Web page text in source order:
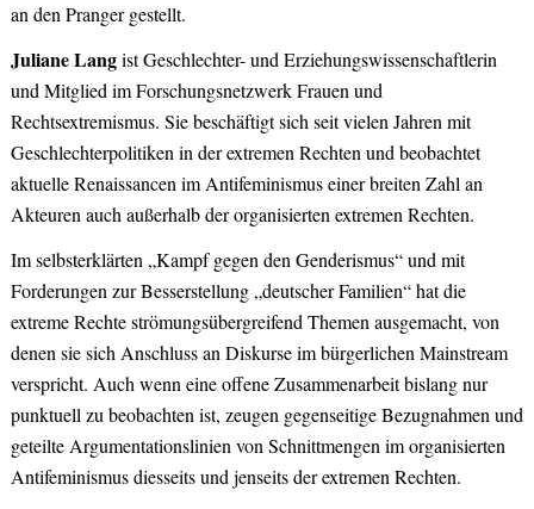
an den Pranger gestellt.
Juliane Langist Geschlechter- und Erziehungswissenschaftlerin
und Mitglied im Forschungsnetzwerk Frauen und
Rechtsextremismus. Sie beschäftigt sich seit vielen Jahren mit
Geschlechterpolitiken in der extremen Rechten und beobachtet
aktuelle Renaissancen im Antifeminismus einer breiten Zahl an
Akteuren auch außerhalb der organisierten extremen Rechten.
Im selbsterklärten „Kampf gegen den Genderismus“ und mit
Forderungen zur Besserstellung „deutscher Familien“ hat die
extreme Rechte strömungsübergreifend Themen ausgemacht, von
denen sie sich Anschluss an Diskurse im bürgerlichen Mainstream
verspricht. Auch wenn eine offene Zusammenarbeit bislang nur
punktuell zu beobachten ist, zeugen gegenseitige Bezugnahmen und
geteilte Argumentationslinien von Schnittmengen im organisierten
Antifeminismus diesseits und jenseits der extremen Rechten.